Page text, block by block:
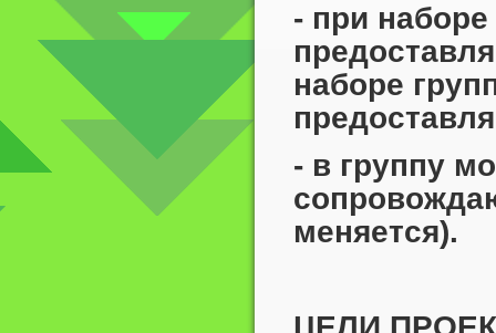
- при
наборе
- в группу
меняется).